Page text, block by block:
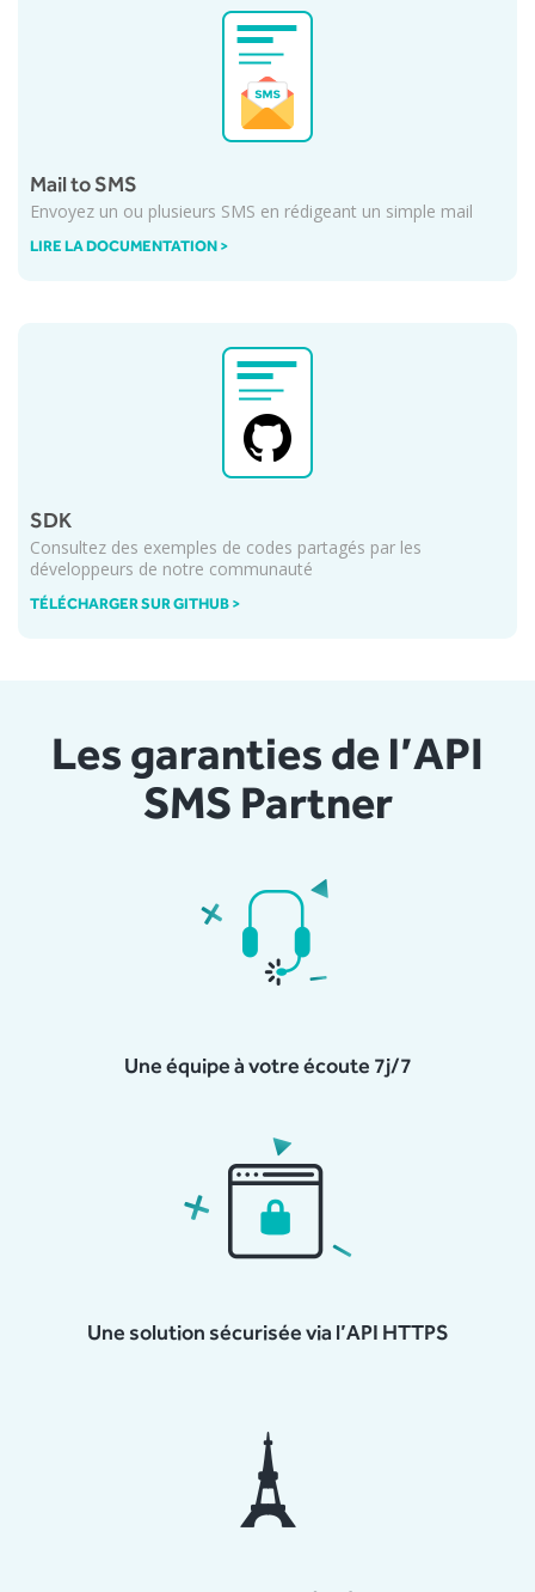
Mail to SMS
Envoyez un ou plusieurs SMS en rédigeant un simple mail
LIRE LA DOCUMENTATION >
SDK
Consultez des exemples de codes partagés par les
développeurs de notre communauté
TÉLÉCHARGER SUR GITHUB >
Les garanties de l’API
SMS Partner
Une équipe à votre écoute 7j/7
Une solution sécurisée via l’API HTTPS